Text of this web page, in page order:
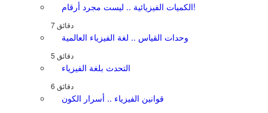
الكميات الفيزيائية .. ليست مجرد أرقام!
وحدات القياس .. لغة الفيزياء العالمية
التحدث بلغة الفيزياء
قوانين الفيزياء .. أسرار الكون